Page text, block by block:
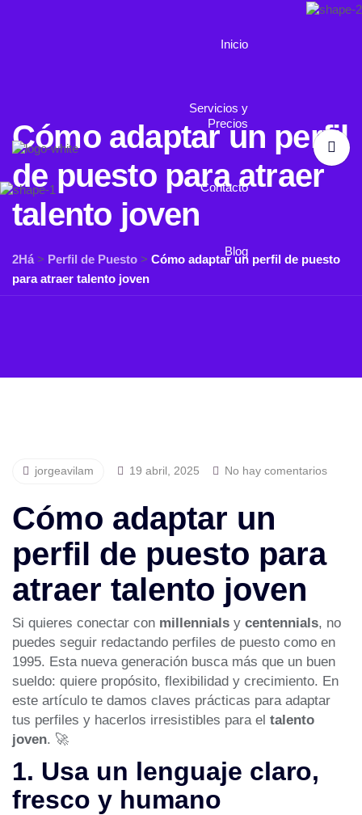
Inicio
Servicios y
Precios
Contacto
Blog
Cómo adaptar un perfil
de puesto para atraer
talento joven
2Há > Perfil de Puesto > Cómo adaptar un perfil de puesto
para atraer talento joven
jorgeavilam 19 abril, 2025 No hay comentarios
Cómo adaptar un
perfil de puesto para
atraer talento joven
Si quieres conectar con millennials y centennials, no
puedes seguir redactando perfiles de puesto como en
1995. Esta nueva generación busca más que un buen
sueldo: quiere propósito, flexibilidad y crecimiento. En
este artículo te damos claves prácticas para adaptar
tus perfiles y hacerlos irresistibles para el talento
joven. 🚀
1. Usa un lenguaje claro,
fresco y humano